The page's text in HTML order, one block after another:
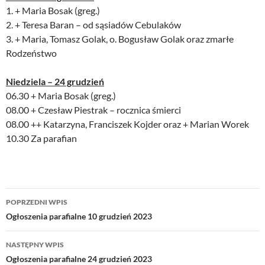
1. + Maria Bosak (greg.)
2. + Teresa Baran – od sąsiadów Cebulaków
3. + Maria, Tomasz Golak, o. Bogusław Golak oraz zmarłe
Rodzeństwo
Niedziela – 24 grudzień
06.30 + Maria Bosak (greg.)
08.00 + Czesław Piestrak – rocznica śmierci
08.00 ++ Katarzyna, Franciszek Kojder oraz + Marian Worek
10.30 Za parafian
Nawigacja
wpisu
POPRZEDNI WPIS
Ogłoszenia parafialne 10 grudzień 2023
NASTĘPNY WPIS
Ogłoszenia parafialne 24 grudzień 2023